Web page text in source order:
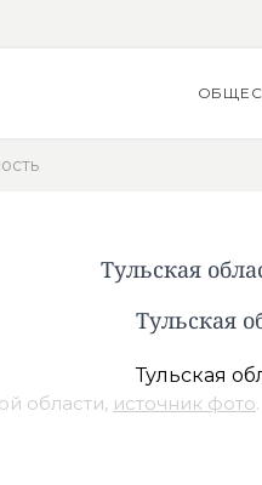
Тульская
Тульская
области, источник фото.